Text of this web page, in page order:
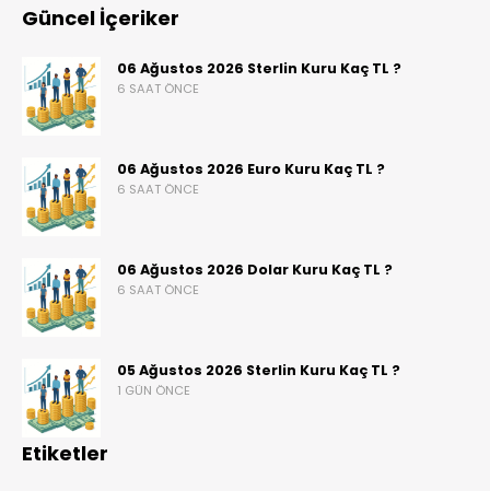
Güncel İçeriker
06 Ağustos 2026 Sterlin Kuru Kaç TL ?
6 SAAT ÖNCE
06 Ağustos 2026 Euro Kuru Kaç TL ?
6 SAAT ÖNCE
06 Ağustos 2026 Dolar Kuru Kaç TL ?
6 SAAT ÖNCE
05 Ağustos 2026 Sterlin Kuru Kaç TL ?
1 GÜN ÖNCE
Etiketler